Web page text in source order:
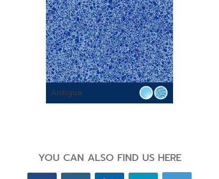
Antigua
YOU CAN ALSO FIND US HERE